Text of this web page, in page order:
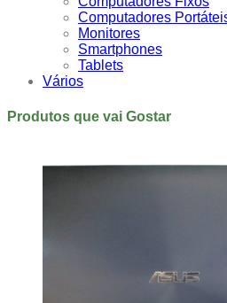
Computadores
Monitores
Smartphones
Tablets
Vários
Produtos que vai Gostar